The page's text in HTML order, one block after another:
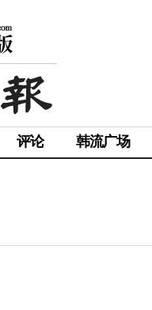
评论 韩流广场